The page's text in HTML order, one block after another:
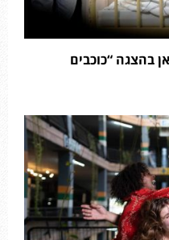
בהצגה “כוכבים